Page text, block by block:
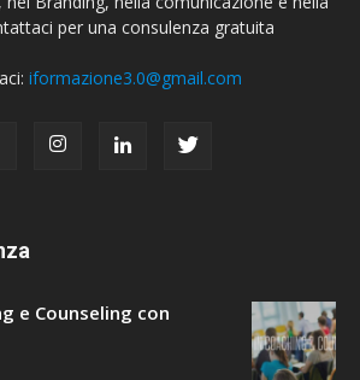
per una consulenza gratuita
iformazione3.0@gmail.com
e Counseling con